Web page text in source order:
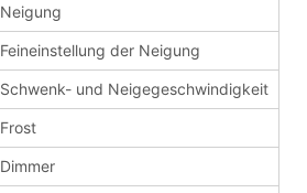
Neigung
Feineinstellung der Neigung
Schwenk- und Neigegeschwindigkeit
Frost
Dimmer